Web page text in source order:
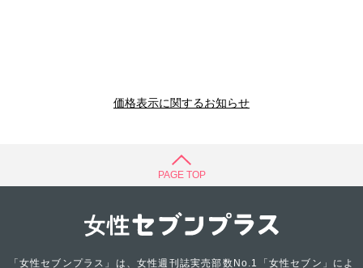
価格表示に関するお知らせ
PAGE TOP
「女性セブンプラス」は、女性週刊誌実売部数No.1「女性セブン」によ